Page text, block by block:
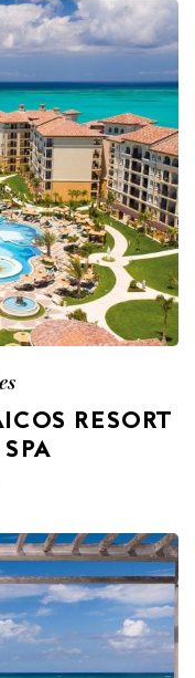
RESORT